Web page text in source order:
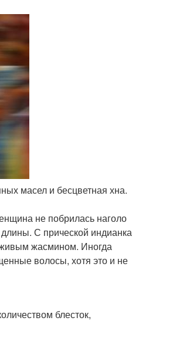
масел и бесцветная хна.
не побрилась наголо
С прической индианка
живым жасмином. Иногда
волосы, хотя это и не
блесток,